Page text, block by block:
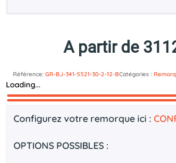
A partir de
Référence: GR-BJ-341-5521-30-2-12-BCatégories :
Loading...
Description
Documents technique
Configurez votre remorque ici :
OPTIONS POSSIBLES :